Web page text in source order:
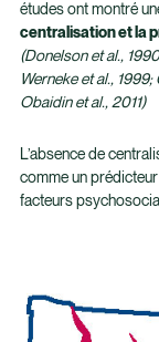
études ont montré
centralisation et la
(Donelson et al.,
Werneke et al.,
Obaidin et al., 2011)
L’absence de
comme un
facteurs